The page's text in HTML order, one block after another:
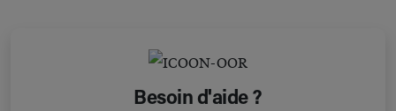
Besoin d'aide ?